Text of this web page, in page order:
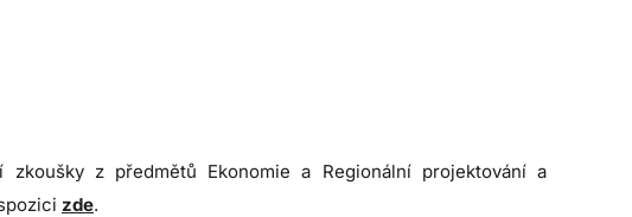
z předmětů Ekonomie a Regionální projektování a
zde.